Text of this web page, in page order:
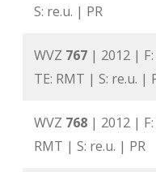
S: re.u. | PR
WVZ 767 | 2012 |
TE: RMT | S: re.u. |
WVZ 768 | 2012 | F:
RMT | S: re.u. | PR